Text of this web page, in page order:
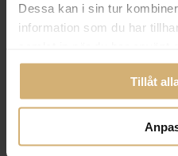
Dessa kan i sin tur
information som du har
Tillåt
Hur går en